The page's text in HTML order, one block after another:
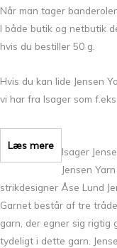
Når man tager
I både butik og netbutik
hvis du bestiller 50 g.
Hvis du kan lide Jensen
vi har fra Isager som
Læs mere
Isager
Jensen
strikdesigner Åse Lund
Garnet består af tre
garn, der egner sig rigtig
tydeligt i dette garn.